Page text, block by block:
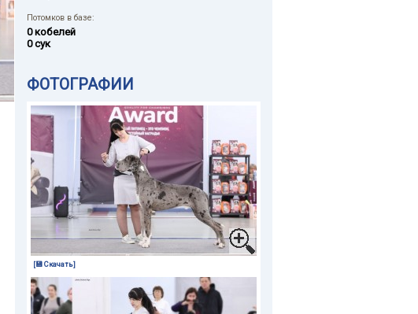
Потомков в базе:
0 кобелей
0 сук
ФОТОГРАФИИ
[💾 Скачать]